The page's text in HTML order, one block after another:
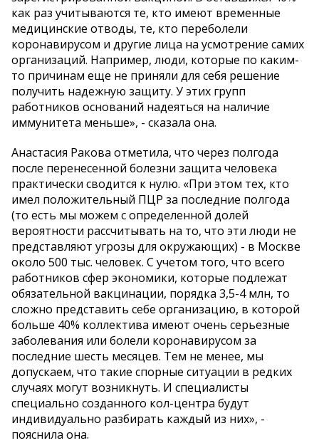
как раз учитываются те, кто имеют временные
медицинские отводы, те, кто переболели
коронавирусом и другие лица на усмотрение самих
организаций. Например, люди, которые по каким-
то причинам еще не приняли для себя решение
получить надежную защиту. У этих групп
работников оснований надеяться на наличие
иммунитета меньше», - сказала она.
Анастасия Ракова отметила, что через полгода
после перенесенной болезни защита человека
практически сводится к нулю. «При этом тех, кто
имел положительный ПЦР за последние полгода
(то есть мы можем с определенной долей
вероятности рассчитывать на то, что эти люди не
представляют угрозы для окружающих) - в Москве
около 500 тыс. человек. С учетом того, что всего
работников сфер экономики, которые подлежат
обязательной вакцинации, порядка 3,5-4 млн, то
сложно представить себе организацию, в которой
больше 40% коллектива имеют очень серьезные
заболевания или болели коронавирусом за
последние шесть месяцев. Тем не менее, мы
допускаем, что такие спорные ситуации в редких
случаях могут возникнуть. И специалисты
специально созданного кол-центра будут
индивидуально разбирать каждый из них», -
пояснила она.